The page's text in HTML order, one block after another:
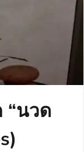
“นวด